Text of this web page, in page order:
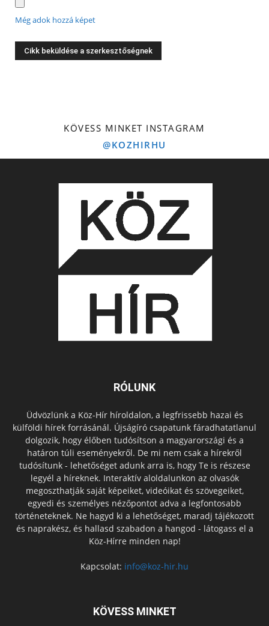
Még adok hozzá képet
KÖVESS MINKET INSTAGRAM
@KOZHIRHU
RÓLUNK
Üdvözlünk a Köz-Hír híroldalon, a legfrissebb hazai és
külföldi hírek forrásánál. Újságíró csapatunk fáradhatatlanul
dolgozik, hogy élőben tudósítson a magyarországi és a
határon túli eseményekről. De mi nem csak a hírekről
tudósítunk - lehetőséget adunk arra is, hogy Te is részese
legyél a híreknek. Interaktív aloldalunkon az olvasók
megoszthatják saját képeiket, videóikat és szövegeiket,
egyedi és személyes nézőpontot adva a legfontosabb
történeteknek. Ne hagyd ki a lehetőséget, maradj tájékozott
és naprakész, és hallasd szabadon a hangod - látogass el a
Köz-Hírre minden nap!
Kapcsolat: info@koz-hir.hu
KÖVESS MINKET